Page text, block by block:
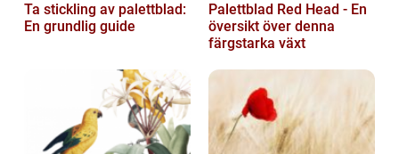
Ta stickling av palettblad:
En grundlig guide
Palettblad Red Head - En
översikt över denna
färgstarka växt